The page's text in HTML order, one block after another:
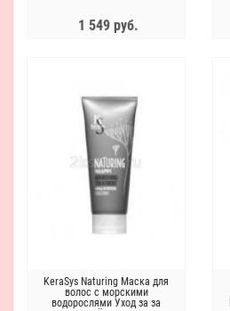
1 549 руб.
KeraSys Naturing Маска для
волос с морскими
водорослями Уход за за